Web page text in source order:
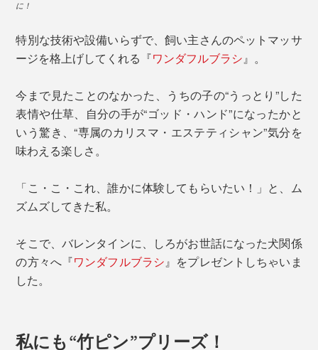
に！
特別な技術や設備いらずで、飼い主さんのペットマッサ
ージを格上げしてくれる『ワンダフルブラシ 』。
今まで見たことのなかった、うちの子の“うっとり”した
表情や仕草、自分の手が“ゴッド・ハンド”になったかと
いう驚き、“専属のカリスマ・エステティシャン”気分を
味わえる楽しさ。
「こ・こ・これ、誰かに体験してもらいたい！」と、ム
ズムズしてきた私。
そこで、バレンタインに、しろがお世話になった犬関係
の方々へ『ワンダフルブラシ 』をプレゼントしちゃいま
した。
私にも“竹ピン”プリーズ！